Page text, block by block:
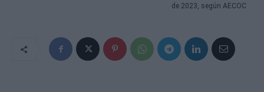
de 2023, según AECOC